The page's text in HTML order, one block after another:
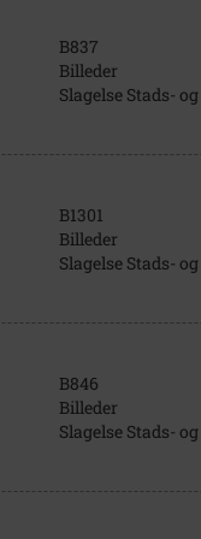
B837
Billeder
Slagelse Stads-
B1301
Billeder
Slagelse Stads-
B846
Billeder
Slagelse Stads-